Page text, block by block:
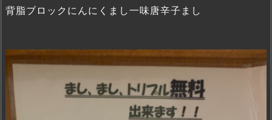
背脂ブロックにんにくまし一味唐辛子まし